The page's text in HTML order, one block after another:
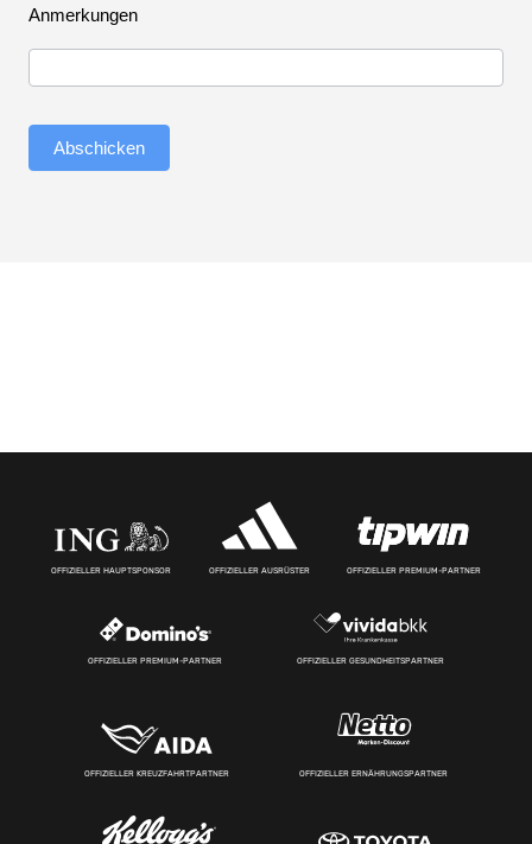
Anmerkungen
Abschicken
OFFIZIELLER HAUPTSPONSOR OFFIZIELLER AUSRÜSTER OFFIZIELLER PREMIUM-PARTNER
OFFIZIELLER PREMIUM-PARTNER OFFIZIELLER GESUNDHEITSPARTNER
OFFIZIELLER KREUZFAHRTPARTNER OFFIZIELLER ERNÄHRUNGSPARTNER